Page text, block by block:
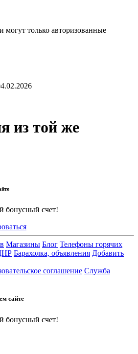
могут только авторизованные
из той же
бонусный счет!
Магазины Блог Телефоны горячих
Барахолка, объявления Добавить
соглашение Служба
сайте
бонусный счет!